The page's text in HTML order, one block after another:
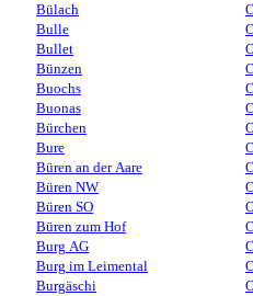
Bülach
Bulle
Bullet
Bünzen
Buochs
Buonas
Bürchen
Bure
Büren an der Aare
Büren NW
Büren SO
Büren zum Hof
Burg AG
Burg im Leimental
Burgäschi